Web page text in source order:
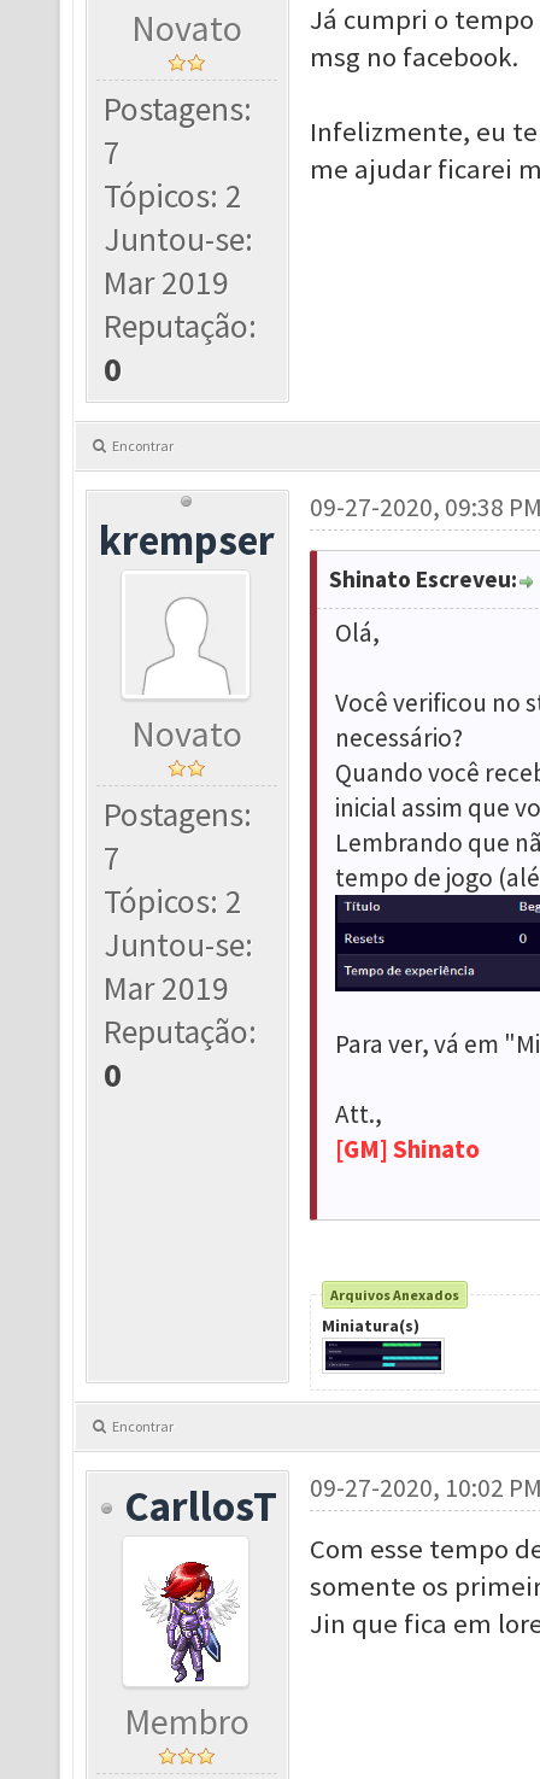
Novato
Postagens:
7
Tópicos: 2
Juntou-se:
Mar 2019
Reputação:
0
Já cumpri o tempo
msg no facebook.
Infelizmente, eu
me ajudar ficarei
Encontrar
krempser
Novato
Postagens:
7
Tópicos: 2
Juntou-se:
Mar 2019
Reputação:
0
09-27-2020, 09:38
Shinato Escreveu:
Olá,
Você verificou no
necessário?
Quando você
inicial assim que
Lembrando que
tempo de jogo
Para ver, vá em
Att.,
[GM] Shinato
Arquivos Anexados
Miniatura(s)
Encontrar
CarllosT
Membro
09-27-2020, 10:02
Com esse tempo
somente os
Jin que fica em